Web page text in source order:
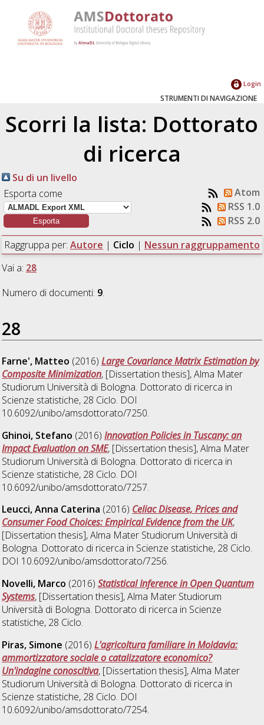
Login
STRUMENTI DI NAVIGAZIONE
Scorri la lista: Dottorato
di ricerca
Su di un livello
Esporta come
Atom
RSS 1.0
RSS 2.0
Raggruppa per: Autore | Ciclo | Nessun raggruppamento
Vai a: 28
Numero di documenti: 9.
28
Farne', Matteo (2016)Large Covariance Matrix Estimation by
Composite Minimization, [Dissertation thesis], Alma Mater
Studiorum Università di Bologna. Dottorato di ricerca in
Scienze statistiche, 28 Ciclo. DOI
10.6092/unibo/amsdottorato/7250.
Ghinoi, Stefano (2016)Innovation Policies in Tuscany: an
Impact Evaluation on SME, [Dissertation thesis], Alma Mater
Studiorum Università di Bologna. Dottorato di ricerca in
Scienze statistiche, 28 Ciclo. DOI
10.6092/unibo/amsdottorato/7257.
Leucci, Anna Caterina (2016) Celiac Disease, Prices and
Consumer Food Choices: Empirical Evidence from the UK,
[Dissertation thesis], Alma Mater Studiorum Università di
Bologna. Dottorato di ricerca in Scienze statistiche, 28 Ciclo.
DOI 10.6092/unibo/amsdottorato/7256.
Novelli, Marco (2016)Statistical Inference in Open Quantum
Systems, [Dissertation thesis], Alma Mater Studiorum
Università di Bologna. Dottorato di ricerca in Scienze
statistiche, 28 Ciclo.
Piras, Simone (2016)L'agricoltura familiare in Moldavia:
ammortizzatore sociale o catalizzatore economico?
Un'indagine conoscitiva, [Dissertation thesis], Alma Mater
Studiorum Università di Bologna. Dottorato di ricerca in
Scienze statistiche, 28 Ciclo. DOI
10.6092/unibo/amsdottorato/7254.